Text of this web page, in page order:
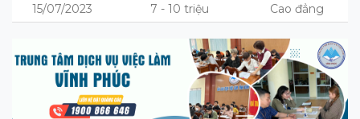
15/07/2023 7 - 10 triệu Cao đẳng